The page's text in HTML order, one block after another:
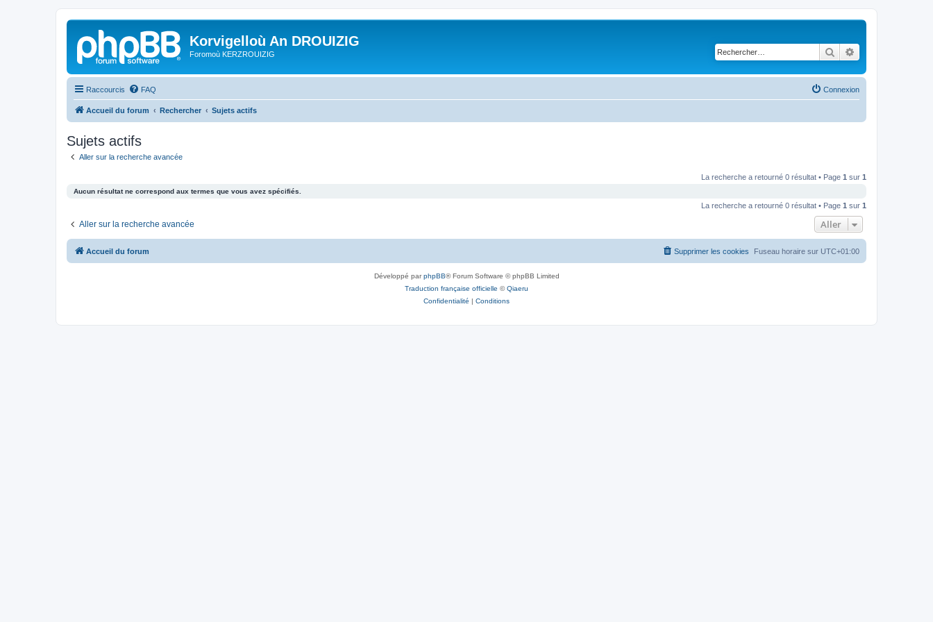
Korvigelloù An DROUIZIG
Foromoù KERZROUIZIG Rechercher
Raccourcis FAQ Connexion
Accueil du forum Rechercher Sujets actifs
Sujets actifs
Aller sur la recherche avancée
La recherche a retourné 0 résultat • Page 1 sur 1
Aucun résultat ne correspond aux termes que vous avez spécifiés.
La recherche a retourné 0 résultat • Page 1 sur 1
Aller sur la recherche avancée Aller
Accueil du forum Fuseau horaire sur UTC+01:00
Supprimer les cookies
Développé parphpBB® Forum Software © phpBB Limited
Traduction française officielle ©Qiaeru
Confidentialité | Conditions